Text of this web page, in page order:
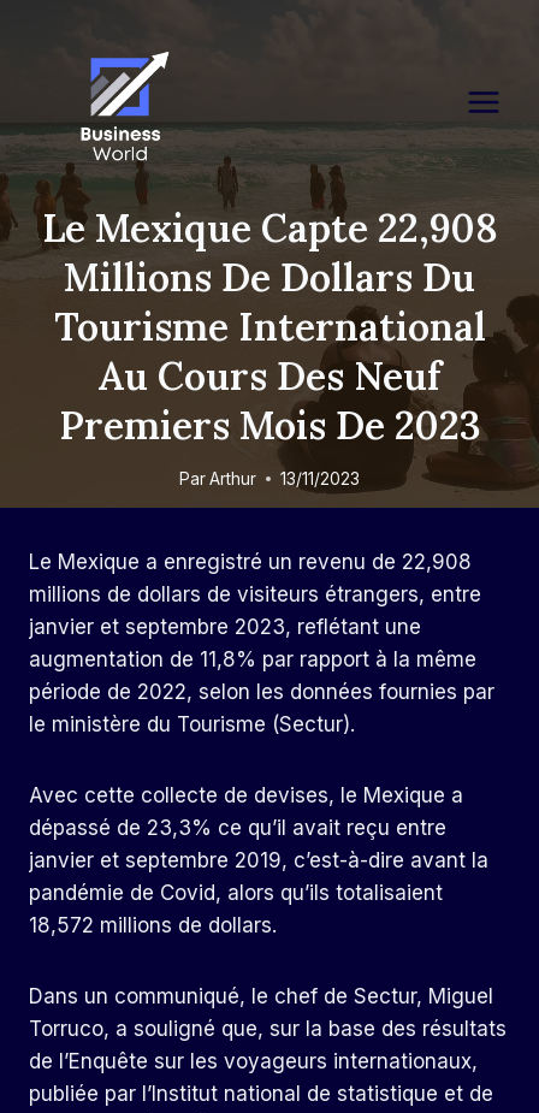
Le Mexique Capte 22,908
Millions De Dollars Du
Tourisme International
Au Cours Des Neuf
Premiers Mois De 2023
ParArthur 13/11/2023
Le Mexique a enregistré un revenu de 22,908
millions de dollars de visiteurs étrangers, entre
janvier et septembre 2023, reflétant une
augmentation de 11,8% par rapport à la même
période de 2022, selon les données fournies par
le ministère du Tourisme (Sectur).
Avec cette collecte de devises, le Mexique a
dépassé de 23,3% ce qu’il avait reçu entre
janvier et septembre 2019, c’est-à-dire avant la
pandémie de Covid, alors qu’ils totalisaient
18,572 millions de dollars.
Dans un communiqué, le chef de Sectur, Miguel
Torruco, a souligné que, sur la base des résultats
de l’Enquête sur les voyageurs internationaux,
publiée par l’Institut national de statistique et de